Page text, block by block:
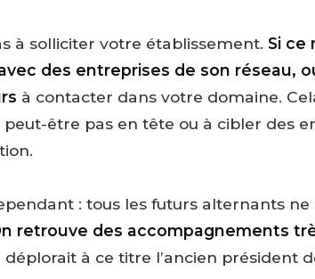
à solliciter votre établissement.Si ce
des entreprises de son réseau,
à contacter dans votre domaine.
peut-être pas en tête ou à cibler des
: tous les futurs alternants
retrouve des accompagnements
déplorait à ce titre l’ancien président